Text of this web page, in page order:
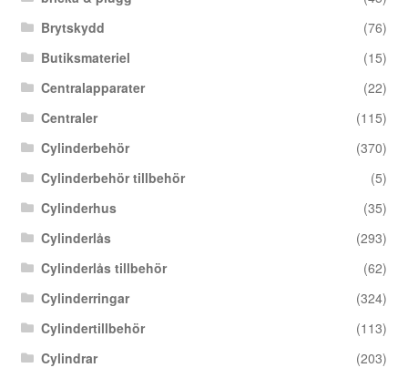
Brytskydd
(76)
Butiksmateriel
(15)
Centralapparater
(22)
Centraler
(115)
Cylinderbehör
(370)
Cylinderbehör tillbehör
(5)
Cylinderhus
(35)
Cylinderlås
(293)
Cylinderlås tillbehör
(62)
Cylinderringar
(324)
Cylindertillbehör
(113)
Cylindrar
(203)